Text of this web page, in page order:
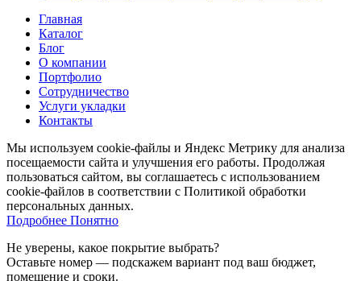
Главная
Каталог
Блог
О компании
Портфолио
Сотрудничество
Услуги укладки
Контакты
Мы используем cookie-файлы и Яндекс Метрику для анализа
посещаемости сайта и улучшения его работы. Продолжая
пользоваться сайтом, вы соглашаетесь с использованием
cookie-файлов в соответствии с Политикой обработки
персональных данных.
Подробнее Подробнее
Понятно
Не уверены, какое покрытие выбрать?
Оставьте номер — подскажем вариант под ваш бюджет,
помещение и сроки.